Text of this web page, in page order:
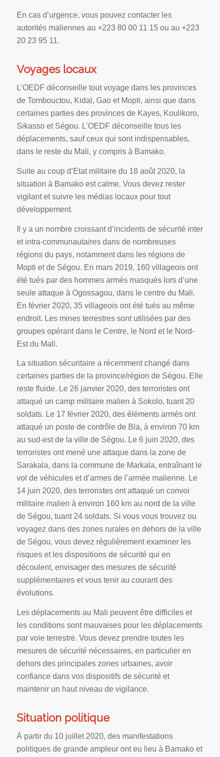
En cas d’urgence, vous pouvez contacter les
autorités maliennes au +223 80 00 11 15 ou au +223
20 23 95 11.
Voyages locaux
L’OEDF déconseille tout voyage dans les provinces
de Tombouctou, Kidal, Gao et Mopti, ainsi que dans
certaines parties des provinces de Kayes, Koulikoro,
Sikasso et Ségou. L’OEDF déconseille tous les
déplacements, sauf ceux qui sont indispensables,
dans le reste du Mali, y compris à Bamako.
Suite au coup d’Etat militaire du 18 août 2020, la
situation à Bamako est calme. Vous devez rester
vigilant et suivre les médias locaux pour tout
développement.
Il y a un nombre croissant d’incidents de sécurité inter
et intra-communautaires dans de nombreuses
régions du pays, notamment dans les régions de
Mopti et de Ségou. En mars 2019, 160 villageois ont
été tués par des hommes armés masqués lors d’une
seule attaque à Ogossagou, dans le centre du Mali.
En février 2020, 35 villageois ont été tués au même
endroit. Les mines terrestres sont utilisées par des
groupes opérant dans le Centre, le Nord et le Nord-
Est du Mali.
La situation sécuritaire a récemment changé dans
certaines parties de la province/région de Ségou. Elle
reste fluide. Le 26 janvier 2020, des terroristes ont
attaqué un camp militaire malien à Sokolo, tuant 20
soldats. Le 17 février 2020, des éléments armés ont
attaqué un poste de contrôle de Bla, à environ 70 km
au sud-est de la ville de Ségou. Le 6 juin 2020, des
terroristes ont mené une attaque dans la zone de
Sarakala, dans la commune de Markala, entraînant le
vol de véhicules et d’armes de l’armée malienne. Le
14 juin 2020, des terroristes ont attaqué un convoi
militaire malien à environ 160 km au nord de la ville
de Ségou, tuant 24 soldats. Si vous vous trouvez ou
voyagez dans des zones rurales en dehors de la ville
de Ségou, vous devez régulièrement examiner les
risques et les dispositions de sécurité qui en
découlent, envisager des mesures de sécurité
supplémentaires et vous tenir au courant des
évolutions.
Les déplacements au Mali peuvent être difficiles et
les conditions sont mauvaises pour les déplacements
par voie terrestre. Vous devez prendre toutes les
mesures de sécurité nécessaires, en particulier en
dehors des principales zones urbaines, avoir
confiance dans vos dispositifs de sécurité et
maintenir un haut niveau de vigilance.
Situation politique
À partir du 10 juillet 2020, des manifestations
politiques de grande ampleur ont eu lieu à Bamako et